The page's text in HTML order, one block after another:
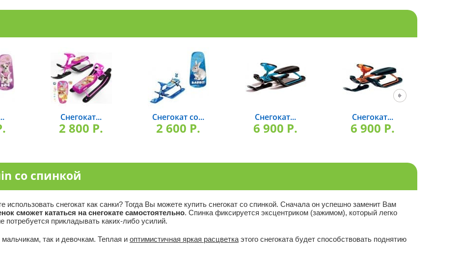
Снегокат...
2 800 P.
Снегокат со...
2 600 P.
Снегокат...
6 900 P.
Снегокат...
6 900 P.
со спинкой
снегокат как санки? Тогда Вы можете купить снегокат со спинкой. Сначала он успешно заменит Вам
сможет кататься на снегокате самостоятельно. Спинка фиксируется эксцентриком (зажимом), который легко
потребуется прикладывать каких-либо усилий.
так и девочкам. Теплая и оптимистичная яркая расцветка этого снегоката будет способствовать поднятию